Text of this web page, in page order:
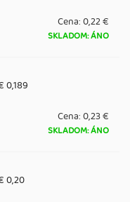
Cena:0,22 €
SKLADOM: ÁNO
0,189
Cena:0,23 €
SKLADOM: ÁNO
0,20